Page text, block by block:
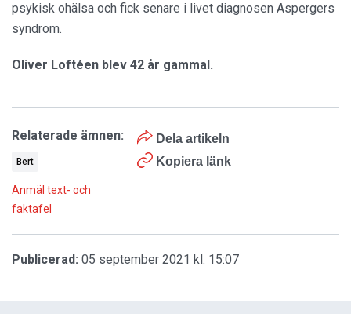
psykisk ohälsa och fick senare i livet diagnosen Aspergers
syndrom.
Oliver Loftéen blev 42 år gammal.
Dela artikeln
Kopiera länk
Relaterade ämnen:
Bert
Anmäl text- och
faktafel
Publicerad: 05 september 2021 kl. 15:07